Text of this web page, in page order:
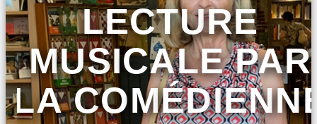
LECTURE
MUSICALE PAR
LA